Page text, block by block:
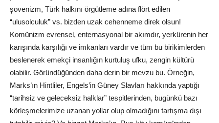
şovenizm, Türk halkını örgütleme adına flört edilen
“ulusolculuk” vs. bizden uzak cehenneme direk olsun!
Komünizm evrensel, enternasyonal bir akımdır, yerkürenin her
karışında karşılığı ve imkanları vardır ve tüm bu birikimlerden
beslenerek emekçi insanlığın kurtuluş ufku, zengin kültürü
olabilir. Göründüğünden daha derin bir mevzu bu. Örneğin,
Marks’ın Hintliler, Engels’in Güney Slavları hakkında yaptığı
“tarihsiz ve geleceksiz halklar” tespitlerinden, bugünkü bazı
körleşmelerimize uzanan yollar olup olmadığını tartışma dışı